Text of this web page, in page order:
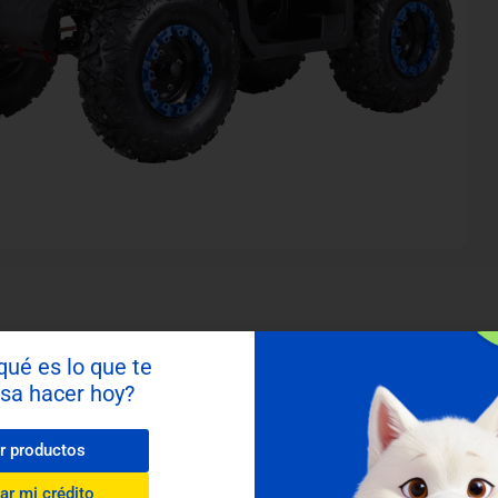
es lo que te
hacer hoy?
productos
mi crédito